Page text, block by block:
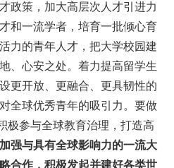
政策，加大高层次人才引进力
和一流学者，培育一批倾心育
力的青年人才，把大学校园建
、心安之处。着力提高留学生
更开放、更融合、更具韧性的
全球优秀青年的吸引力。要做
极参与全球教育治理，打造高
加强与具有全球影响力的一流大
合作，积极发起并建好各类世